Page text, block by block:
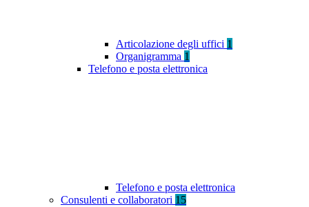
Articolazione degli uffici 1
Organigramma 1
Telefono e posta elettronica
Telefono e posta elettronica
Consulenti e collaboratori 15